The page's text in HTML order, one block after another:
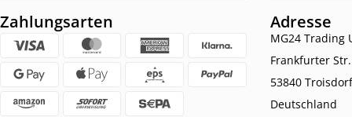
Zahlungsarten Adresse
MG24 Trading
Frankfurter
53840 Troisdorf
Deutschland